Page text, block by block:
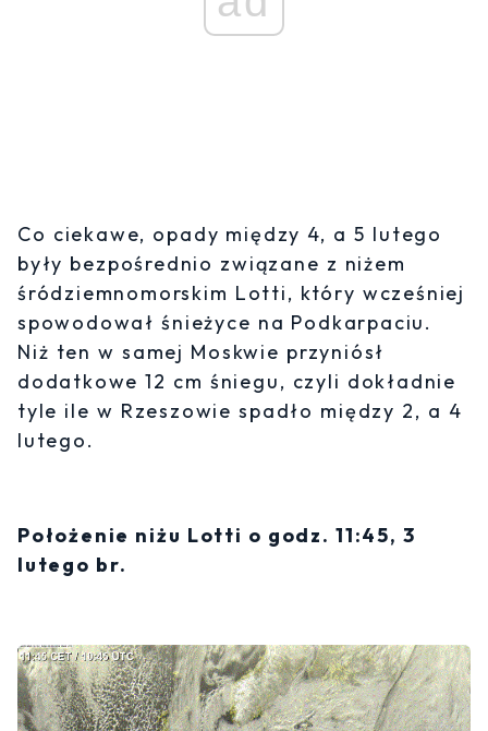
Co ciekawe, opady między 4, a 5 lutego
były bezpośrednio związane z niżem
śródziemnomorskim Lotti, który wcześniej
spowodował śnieżyce na Podkarpaciu.
Niż ten w samej Moskwie przyniósł
dodatkowe 12 cm śniegu, czyli dokładnie
tyle ile w Rzeszowie spadło między 2, a 4
lutego.
Położenie niżu Lotti o godz. 11:45, 3
lutego br.